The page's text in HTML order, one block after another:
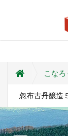
こなろ
忽布古丹醸造